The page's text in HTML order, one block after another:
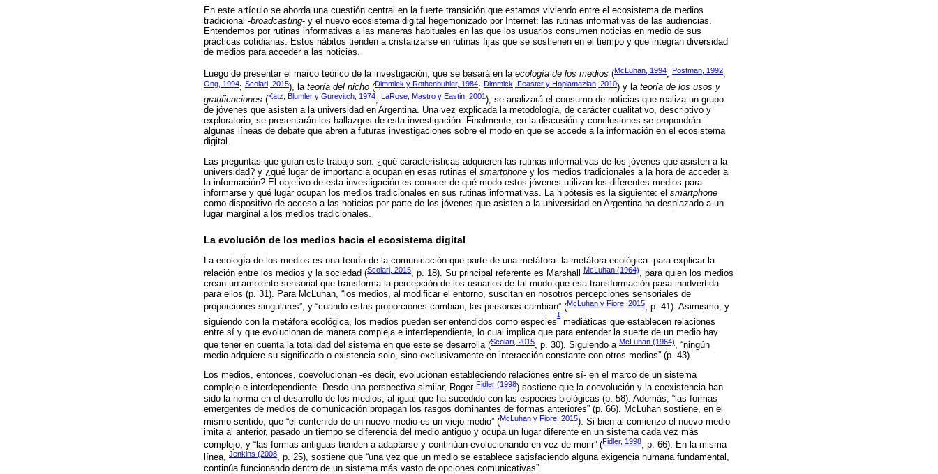
En este artículo se aborda una cuestión central en la fuerte transición que estamos viviendo entre el ecosistema de medios
tradicional -broadcasting- y el nuevo ecosistema digital hegemonizado por Internet: las rutinas informativas de las audiencias.
Entendemos por rutinas informativas a las maneras habituales en las que los usuarios consumen noticias en medio de sus
prácticas cotidianas. Estos hábitos tienden a cristalizarse en rutinas fijas que se sostienen en el tiempo y que integran diversidad
de medios para acceder a las noticias.
Luego de presentar el marco teórico de la investigación, que se basará en la ecología de los medios (McLuhan, 1994; Postman, 1992;
Ong, 1994; Scolari, 2015), la teoría del nicho (Dimmick y Rothenbuhler, 1984; Dimmick, Feaster y Hoplamazian, 2010) y la teoría de los usos y
gratificaciones (Katz, Blumler y Gurevitch, 1974; LaRose, Mastro y Eastin, 2001), se analizará el consumo de noticias que realiza un grupo
de jóvenes que asisten a la universidad en Argentina. Una vez explicada la metodología, de carácter cualitativo, descriptivo y
exploratorio, se presentarán los hallazgos de esta investigación. Finalmente, en la discusión y conclusiones se propondrán
algunas líneas de debate que abren a futuras investigaciones sobre el modo en que se accede a la información en el ecosistema
digital.
Las preguntas que guían este trabajo son: ¿qué características adquieren las rutinas informativas de los jóvenes que asisten a la
universidad? y ¿qué lugar de importancia ocupan en esas rutinas el smartphone y los medios tradicionales a la hora de acceder a
la información? El objetivo de esta investigación es conocer de qué modo estos jóvenes utilizan los diferentes medios para
informarse y qué lugar ocupan los medios tradicionales en sus rutinas informativas. La hipótesis es la siguiente: el smartphone
como dispositivo de acceso a las noticias por parte de los jóvenes que asisten a la universidad en Argentina ha desplazado a un
lugar marginal a los medios tradicionales.
La evolución de los medios hacia el ecosistema digital
La ecología de los medios es una teoría de la comunicación que parte de una metáfora -la metáfora ecológica- para explicar la
relación entre los medios y la sociedad (Scolari, 2015, p. 18). Su principal referente es Marshall McLuhan (1964), para quien los medios
crean un ambiente sensorial que transforma la percepción de los usuarios de tal modo que esa transformación pasa inadvertida
para ellos (p. 31). Para McLuhan, “los medios, al modificar el entorno, suscitan en nosotros percepciones sensoriales de
proporciones singulares”, y “cuando estas proporciones cambian, las personas cambian” (McLuhan y Fiore, 2015, p. 41). Asimismo, y
siguiendo con la metáfora ecológica, los medios pueden ser entendidos como especies
1
mediáticas que establecen relaciones
entre sí y que evolucionan de manera compleja e interdependiente, lo cual implica que para entender la suerte de un medio hay
que tener en cuenta la totalidad del sistema en que este se desarrolla (Scolari, 2015, p. 30). Siguiendo a McLuhan (1964), “ningún
medio adquiere su significado o existencia solo, sino exclusivamente en interacción constante con otros medios” (p. 43).
Los medios, entonces, coevolucionan -es decir, evolucionan estableciendo relaciones entre sí- en el marco de un sistema
complejo e interdependiente. Desde una perspectiva similar, Roger Fidler (1998) sostiene que la coevolución y la coexistencia han
sido la norma en el desarrollo de los medios, al igual que ha sucedido con las especies biológicas (p. 58). Además, “las formas
emergentes de medios de comunicación propagan los rasgos dominantes de formas anteriores” (p. 66). McLuhan sostiene, en el
mismo sentido, que “el contenido de un nuevo medio es un viejo medio” (McLuhan y Fiore, 2015). Si bien al comienzo el nuevo medio
imita al anterior, pasado un tiempo se diferencia del medio antiguo y ocupa un lugar diferente en un sistema cada vez más
complejo, y “las formas antiguas tienden a adaptarse y continúan evolucionando en vez de morir” (Fidler, 1998, p. 66). En la misma
línea, Jenkins (2008, p. 25), sostiene que “una vez que un medio se establece satisfaciendo alguna exigencia humana fundamental,
continúa funcionando dentro de un sistema más vasto de opciones comunicativas”.